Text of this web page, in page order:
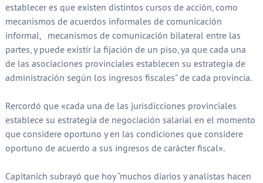
establecer es que existen distintos cursos de acción, como
mecanismos de acuerdos informales de comunicación
informal, mecanismos de comunicación bilateral entre las
partes, y puede existir la fijación de un piso, ya que cada una
de las asociaciones provinciales establecen su estrategia de
administración según los ingresos fiscales” de cada provincia.
Rercordó que «cada una de las jurisdicciones provinciales
establece su estrategia de negociación salarial en el momento
que considere oportuno y en las condiciones que considere
oportuno de acuerdo a sus ingresos de carácter fiscal».
Capitanich subrayó que hoy “muchos diarios y analistas hacen